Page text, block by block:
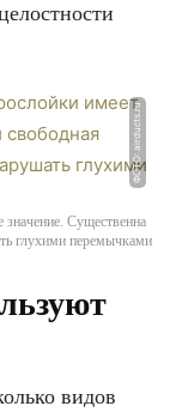
ФОТО: airducts.ru
Существенна
глухими перемычками
видов